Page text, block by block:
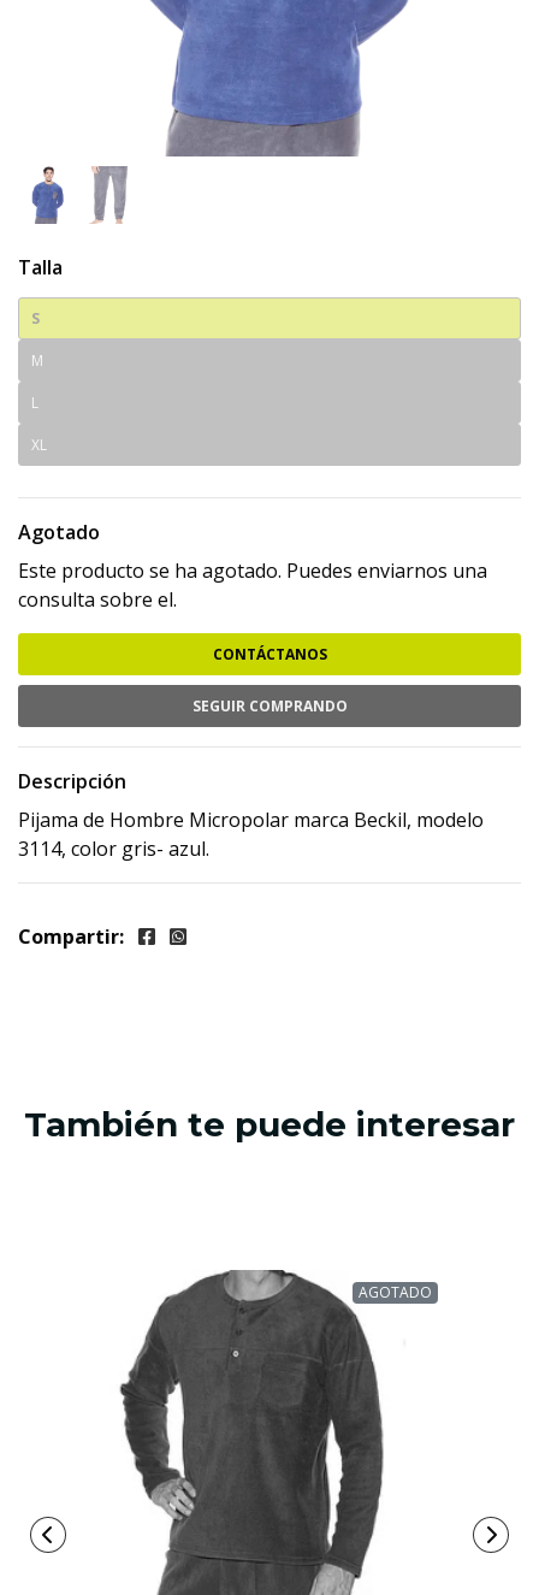
Talla
S
M
L
XL
Agotado
Este producto se ha agotado. Puedes enviarnos una
consulta sobre el.
CONTÁCTANOS
SEGUIR COMPRANDO
Descripción
Pijama de Hombre Micropolar marca Beckil, modelo
3114, color gris- azul.
Compartir:
También te puede interesar
AGOTADO